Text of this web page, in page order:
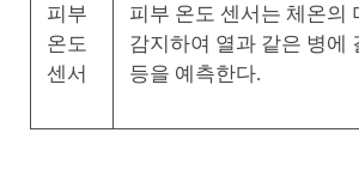
피부
온도
센서
피부 온도 센서는 체온의
감지하여 열과 같은 병에
등을 예측한다.